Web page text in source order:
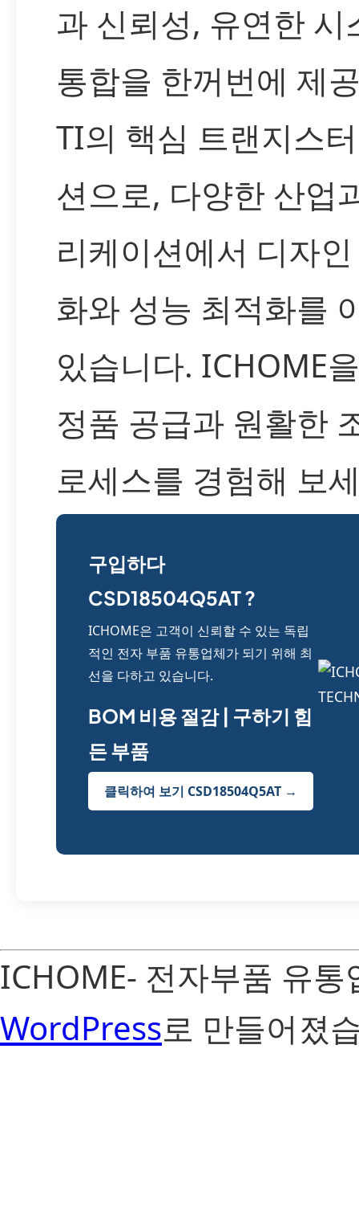
과 신뢰성, 유연한 시
통합을 한꺼번에 제
TI의 핵심 트랜지스
션으로, 다양한 산업
리케이션에서 디자
화와 성능 최적화를
있습니다. ICHOME
정품 공급과 원활한
로세스를 경험해 보
구입하다
CSD18504Q5AT ?
ICHOME은 고객이 신뢰할 수 있는 독립
적인 전자 부품 유통업체가 되기 위해 최
선을 다하고 있습니다.
BOM 비용 절감 | 구하기 힘
든 부품
클릭하여 보기 CSD18504Q5AT →
ICHOME- 전자부품 유
WordPress로 만들어졌